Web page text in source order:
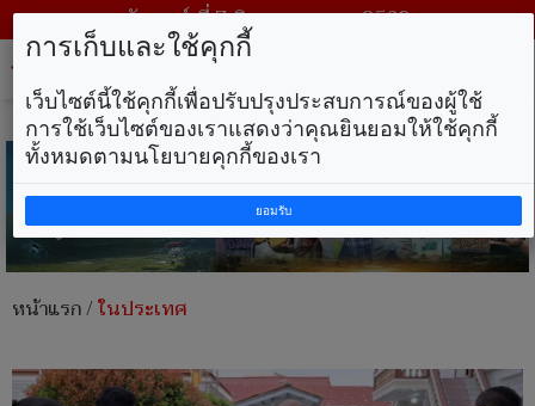
วันศุกร์ ที่ 7 สิงหาคม พ.ศ. 2569
หน้าแรก/ในประเทศ
การเก็บและใช้คุกกี้
เว็บไซต์นี้ใช้คุกกี้เพื่อปรับปรุงประสบการณ์ของผู้ใช้
การใช้เว็บไซต์ของเราแสดงว่าคุณยินยอมให้ใช้คุกกี้
ทั้งหมดตามนโยบายคุกกี้ของเรา
ยอมรับ